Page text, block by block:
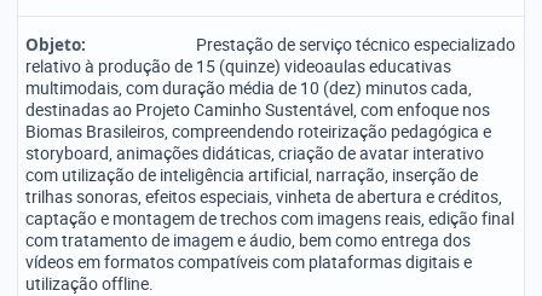
Objeto:
Prestação de serviço técnico especializado
relativo à produção de 15 (quinze) videoaulas educativas
multimodais, com duração média de 10 (dez) minutos cada,
destinadas ao Projeto Caminho Sustentável, com enfoque nos
Biomas Brasileiros, compreendendo roteirização pedagógica e
storyboard, animações didáticas, criação de avatar interativo
com utilização de inteligência artificial, narração, inserção de
trilhas sonoras, efeitos especiais, vinheta de abertura e créditos,
captação e montagem de trechos com imagens reais, edição final
com tratamento de imagem e áudio, bem como entrega dos
vídeos em formatos compatíveis com plataformas digitais e
utilização offline.